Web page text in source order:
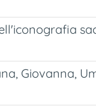
Giovanna,